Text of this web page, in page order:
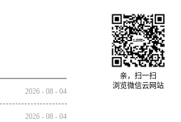
2026 - 08 - 04
2026 - 08 - 04
亲，扫一扫
浏览微信云网站